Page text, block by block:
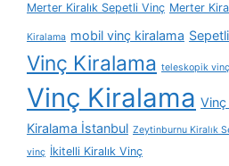
Merter Kiralık Sepetli Vinç Merter
Kiralama mobil vinç kiralama
Vinç Kiralama teleskopik
Vinç Kiralama Vinç
Kiralama İstanbul Zeytinburnu Kiralık
vinç İkitelli Kiralık Vinç